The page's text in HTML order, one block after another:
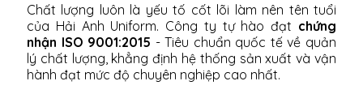
Chất lượng luôn là yếu tố cốt lõi làm nên tên tuổi
của Hải Anh Uniform. Công ty tự hào đạt chứng
nhận ISO 9001:2015 - Tiêu chuẩn quốc tế về quản
lý chất lượng, khẳng định hệ thống sản xuất và vận
hành đạt mức độ chuyên nghiệp cao nhất.